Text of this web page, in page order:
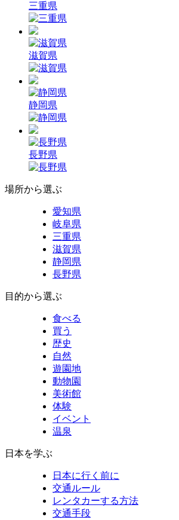
三重県
滋賀県
静岡県
長野県
場所から選ぶ
愛知県
岐阜県
三重県
滋賀県
静岡県
長野県
目的から選ぶ
食べる
買う
歴史
自然
遊園地
動物園
美術館
体験
イベント
温泉
日本を学ぶ
日本に行く前に
交通ルール
レンタカーする方法
交通手段